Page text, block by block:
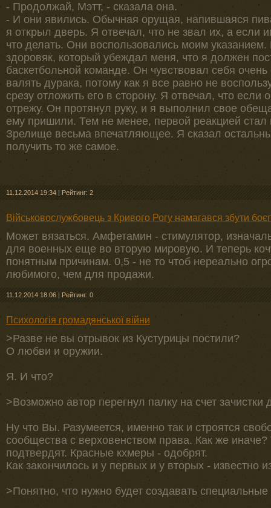
- Продолжай, Мэтт, - сказала она.
- И они явились. Обычная орущая, напившаяся
я открыл дверь. Я отвечал, что не звал их, а если
что делать. Они воспользовались моим
здоровяк, который убеждал меня, что я должен
баскетбольной команде. Он чувствовал себя
валять дурака, потому как я все равно не
срезу отложить его в сторону. Я отвечал, что если
отрежу. Он протянул руку, и я выполнил свое
ему пришили. Тем не менее, первой реакцией
Зрелище весьма впечатляющее. Я сказал
получить то же самое.
11.12.2014 19:34 | Рейтинг: 2
Військовослужбовець з Кривого Рогу намагався збути
Может вязаться. Амфетамин - стимулятор,
для военных еще во вторую мировую. И теперь
понятным причинам. 0,5 - не то чтоб нереально
любимого, чем для продажи.
11.12.2014 18:06 | Рейтинг: 0
Психологія громадянської війни
>Разве не вы отрывок из Кустурицы постили?
О любви и оружии.
Я. И что?
>Возможно автор перегнул палку на счет
Ну что Вы. Разумеется, именно так и строятся
сообщества с верховенством права. Как же иначе?
подтвердят. Красные кхмеры - одобрят.
Как закончилось и у первых и у вторых - известно
>Понятно, что нужно будет создавать